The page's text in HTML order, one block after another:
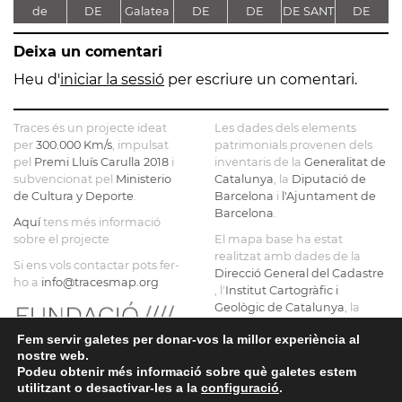
de
Sinera
DE
SANTA
MARIA
DE
Galatea
DE
SANTA
DE
SANTA
DE
DE SANT
ESTEVE
DE
FLUVIÀ
Deixa un comentari
Heu d'iniciar la sessió per escriure un comentari.
Traces és un projecte ideat
per 300.000 Km/s , impulsat
pel Premi Lluís Carulla 2018 i
subvencionat pel Ministerio
de Cultura y Deporte
Aquítens més informació
sobre el projecte
Si ens vols contactar pots fer-
ho a info@tracesmap.org
Les dades dels elements
patrimonials provenen dels
inventaris de la Generalitat de
Catalunya , la Diputació de
Barcelona i l'Ajuntament de
Barcelona
El mapa base ha estat
realitzat amb dades de la
Direcció General del Cadastre
, l'Institut Cartogràfic i
Geològic de Catalunya , la
OpenStreetMap.
Fem servir galetes per donar-vos la millor experiència al
nostre web.
Podeu obtenir més informació sobre què galetes estem
utilitzant o desactivar-les a la configuració.